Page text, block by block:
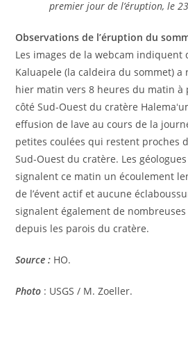
premier jour de l’éruption, le
Observations de l’éruption du
Les images de la webcam indiquent
Kaluapele (la caldeira du sommet)
hier matin vers 8 heures du matin à
côté Sud-Ouest du cratère
effusion de lave au cours de la
petites coulées qui restent proches
Sud-Ouest du cratère. Les
signalent ce matin un écoulement
de l’évent actif et aucune
signalent également de
depuis les parois du cratère.
Source : HO.
Photo : USGS / M. Zoeller.